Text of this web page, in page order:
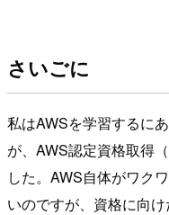
さいごに
私はAWSを学習するに
が、AWS認定資格取得
した。AWS自体がワク
いのですが、資格に向